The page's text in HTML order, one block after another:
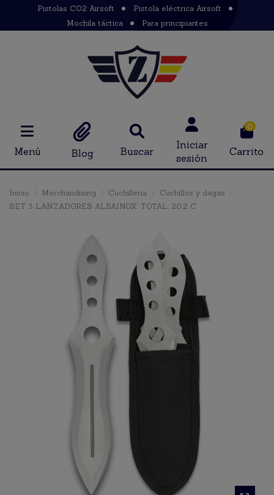
Pistolas CO2 Airsoft
Pistola eléctrica Airsoft
Mochila táctica
Para principiantes
Menú Blog Buscar
Iniciar
sesión
0
Carrito
Inicio Merchandising Cuchilleria
Cuchillos y dagas
SET 3 LANZADORES ALBAINOX. TOTAL: 20.2 C